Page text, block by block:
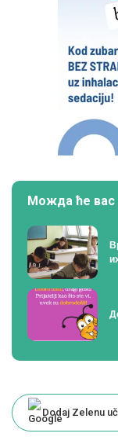
Можда ће вас
Dodaj Zelenu